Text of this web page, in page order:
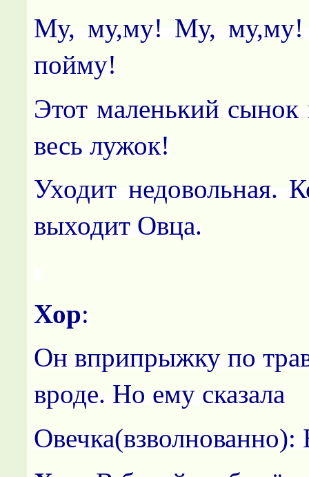
Му, му,му! Му, му,му!
пойму!
Этот маленький сынок
весь лужок!
Уходит недовольная.
выходит Овца.
Хор:
Он вприпрыжку по
вроде. Но ему сказала
Овечка(взволнованно):